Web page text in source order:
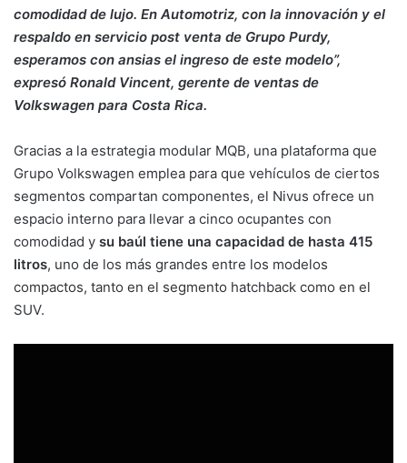
comodidad de lujo. En Automotriz, con la innovación y el
respaldo en servicio post venta de Grupo Purdy,
esperamos con ansias el ingreso de este modelo”,
expresó Ronald Vincent, gerente de ventas de
Volkswagen para Costa Rica.
Gracias a la estrategia modular MQB, una plataforma que
Grupo Volkswagen emplea para que vehículos de ciertos
segmentos compartan componentes, el Nivus ofrece un
espacio interno para llevar a cinco ocupantes con
comodidad y su baúl tiene una capacidad de hasta 415
litros, uno de los más grandes entre los modelos
compactos, tanto en el segmento hatchback como en el
SUV.